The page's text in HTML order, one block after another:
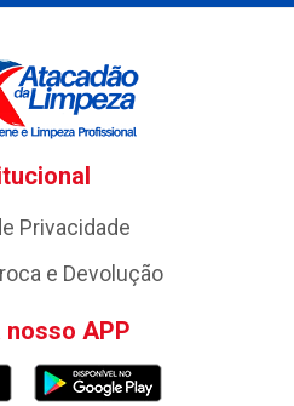
Privacidade
e Devolução
nosso APP